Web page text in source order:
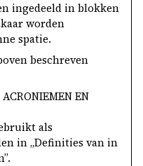
ingedeeld in blokken
worden
spatie.
beschreven
EN
als
in „Definities van in